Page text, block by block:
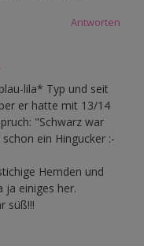
Antworten
lila* Typ und seit
er hatte mit 13/14
"Schwarz war
ein Hingucker :-
Hemden und
ja einiges her.
süß!!!